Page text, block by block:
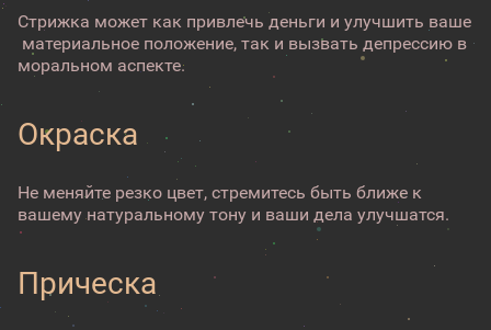
Стрижка может как привлечь деньги и улучшить ваше
материальное положение, так и вызвать депрессию в
моральном аспекте.
Окраска
Не меняйте резко цвет, стремитесь быть ближе к
вашему натуральному тону и ваши дела улучшатся.
Прическа